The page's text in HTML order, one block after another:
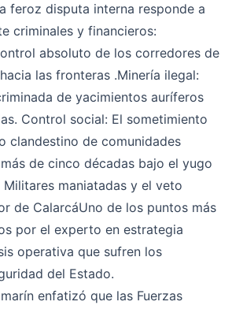
feroz disputa interna responde a
criminales y financieros:
absoluto de los corredores de
las fronteras .Minería ilegal:
de yacimientos auríferos
Control social: El sometimiento
clandestino de comunidades
de cinco décadas bajo el yugo
maniatadas y el veto
de CalarcáUno de los puntos más
por el experto en estrategia
operativa que sufren los
del Estado.
enfatizó que las Fuerzas